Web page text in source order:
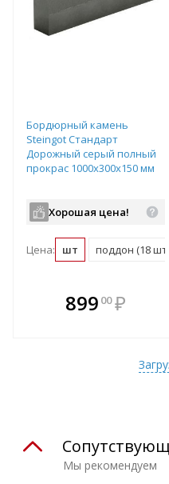
Бордюрный камень
Steingot Стандарт
Дорожный серый полный
прокрас 1000х300х150 мм
Хорошая цена!
Цена: шт поддон (18 шт)
899 00 ₽
Мы рекомендуем